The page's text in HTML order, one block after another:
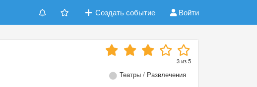
Создать событие Войти
3из5
Театры / Развлечения